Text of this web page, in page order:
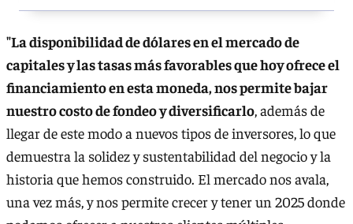
"La disponibilidad de dólares en el mercado de
capitales y las tasas más favorables que hoy ofrece el
financiamiento en esta moneda, nos permite bajar
nuestro costo de fondeo y diversificarlo, además de
llegar de este modo a nuevos tipos de inversores, lo que
demuestra la solidez y sustentabilidad del negocio y la
historia que hemos construido. El mercado nos avala,
una vez más, y nos permite crecer y tener un 2025 donde